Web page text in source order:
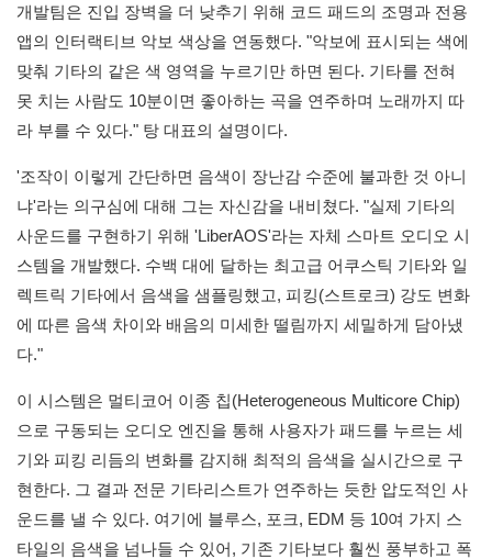
개발팀은 진입 장벽을 더 낮추기 위해 코드 패드의 조명과 전용
앱의 인터랙티브 악보 색상을 연동했다. "악보에 표시되는 색에
맞춰 기타의 같은 색 영역을 누르기만 하면 된다. 기타를 전혀
못 치는 사람도 10분이면 좋아하는 곡을 연주하며 노래까지 따
라 부를 수 있다." 탕 대표의 설명이다.
'조작이 이렇게 간단하면 음색이 장난감 수준에 불과한 것 아니
냐'라는 의구심에 대해 그는 자신감을 내비쳤다. "실제 기타의
사운드를 구현하기 위해 'LiberAOS'라는 자체 스마트 오디오 시
스템을 개발했다. 수백 대에 달하는 최고급 어쿠스틱 기타와 일
렉트릭 기타에서 음색을 샘플링했고, 피킹(스트로크) 강도 변화
에 따른 음색 차이와 배음의 미세한 떨림까지 세밀하게 담아냈
다."
이 시스템은 멀티코어 이종 칩(Heterogeneous Multicore Chip)
으로 구동되는 오디오 엔진을 통해 사용자가 패드를 누르는 세
기와 피킹 리듬의 변화를 감지해 최적의 음색을 실시간으로 구
현한다. 그 결과 전문 기타리스트가 연주하는 듯한 압도적인 사
운드를 낼 수 있다. 여기에 블루스, 포크, EDM 등 10여 가지 스
타일의 음색을 넘나들 수 있어, 기존 기타보다 훨씬 풍부하고 폭